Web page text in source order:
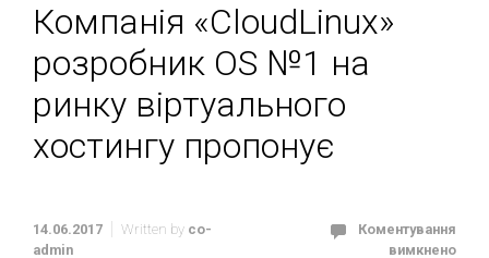
Компанія «CloudLinux»
розробник OS №1 на
ринку віртуального
хостингу пропонує
14.06.2017 Written by co-
admin
Коментування
вимкнено